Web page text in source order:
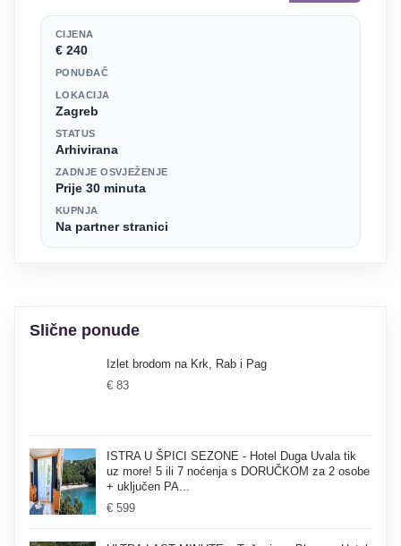
CIJENA
€ 240
PONUĐAČ
LOKACIJA
Zagreb
STATUS
Arhivirana
ZADNJE OSVJEŽENJE
Prije 30 minuta
KUPNJA
Na partner stranici
Slične ponude
Izlet brodom na Krk, Rab i Pag
€ 83
ISTRA U ŠPICI SEZONE - Hotel Duga Uvala tik
uz more! 5 ili 7 noćenja s DORUČKOM za 2 osobe
+ uključen PA...
€ 599